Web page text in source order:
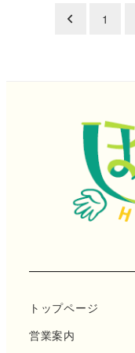
1
トップページ
営業案内